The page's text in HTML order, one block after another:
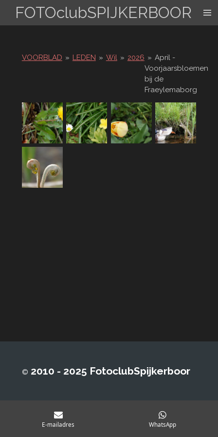
directFOTOclubSPIJKERBOOR
VOORBLAD » LEDEN » Wil » 2026 » April -
Voorjaarsbloemen
bij de
Fraeylemaborg
© 2010 - 2025 FotoclubSpijkerboor
E-mailadres WhatsApp